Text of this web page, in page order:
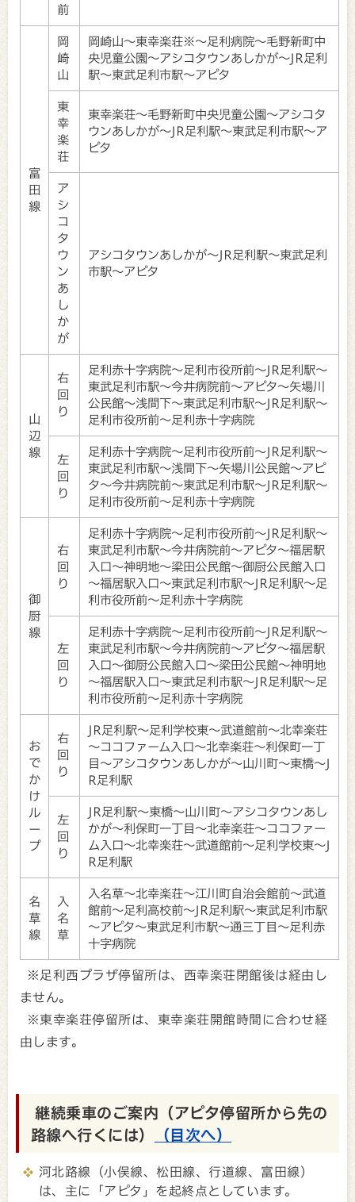
前
富
田
線
岡
崎
山
岡崎山～東幸楽荘※～足利病院～毛野新町中
央児童公園～アシコタウンあしかが～JR足利
駅～東武足利市駅～アピタ
東
幸
楽
荘
東幸楽荘～毛野新町中央児童公園～アシコタ
ウンあしかが～JR足利駅～東武足利市駅～ア
ピタ
ア
シ
コ
タ
ウ
ン
あ
し
か
が
アシコタウンあしかが～JR足利駅～東武足利
市駅～アピタ
山
辺
線
右
回
り
足利赤十字病院～足利市役所前～JR足利駅～
東武足利市駅～今井病院前～アピタ～矢場川
公民館～浅間下～東武足利市駅～JR足利駅～
足利市役所前～足利赤十字病院
左
回
り
足利赤十字病院～足利市役所前～JR足利駅～
東武足利市駅～浅間下～矢場川公民館～アピ
タ～今井病院前～東武足利市駅～JR足利駅～
足利市役所前～足利赤十字病院
御
厨
線
右
回
り
足利赤十字病院～足利市役所前～JR足利駅～
東武足利市駅～今井病院前～アピタ～福居駅
入口～神明地～梁田公民館～御厨公民館入口
～福居駅入口～東武足利市駅～JR足利駅～足
利市役所前～足利赤十字病院
左
回
り
足利赤十字病院～足利市役所前～JR足利駅～
東武足利市駅～今井病院前～アピタ～福居駅
入口～御厨公民館入口～梁田公民館～神明地
～福居駅入口～東武足利市駅～JR足利駅～足
利市役所前～足利赤十字病院
お
で
か
け
ル
ー
プ
右
回
り
JR足利駅～足利学校東～武道館前～北幸楽荘
～ココファーム入口～北幸楽荘～利保町一丁
目～アシコタウンあしかが～山川町～東橋～J
R足利駅
左
回
り
JR足利駅～東橋～山川町～アシコタウンあし
かが～利保町一丁目～北幸楽荘～ココファー
ム入口～北幸楽荘～武道館前～足利学校東～J
R足利駅
名
草
線
入
名
草
入名草～北幸楽荘～江川町自治会館前～武道
館前～足利高校前～JR足利駅～東武足利市駅
～アピタ～東武足利市駅～通三丁目～足利赤
十字病院
※足利西プラザ停留所は、西幸楽荘閉館後は経由し
ません。
※東幸楽荘停留所は、東幸楽荘開館時間に合わせ経
由します。
継続乗車のご案内（アピタ停留所から先の
路線へ行くには）
（目次へ）
河北路線（小俣線、松田線、行道線、富田線）
は、主に「アピタ」を起終点としています。